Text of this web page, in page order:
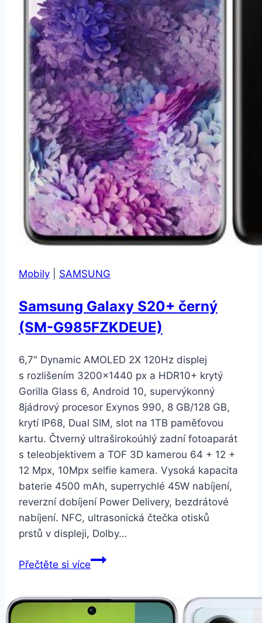
Mobily SAMSUNG
Samsung Galaxy S20+ černý
(SM-G985FZKDEUE)
6,7″ Dynamic AMOLED 2X 120Hz displej
s rozlišením 3200×1440 px a HDR10+ krytý
Gorilla Glass 6, Android 10, supervýkonný
8jádrový procesor Exynos 990, 8 GB/128 GB,
krytí IP68, Dual SIM, slot na 1TB paměťovou
kartu. Čtverný ultraširokoúhlý zadní fotoaparát
s teleobjektivem a TOF 3D kamerou 64 + 12 +
12 Mpx, 10Mpx selfie kamera. Vysoká kapacita
baterie 4500 mAh, superrychlé 45W nabíjení,
reverzní dobíjení Power Delivery, bezdrátové
nabíjení. NFC, ultrasonická čtečka otisků
prstů v displeji, Dolby…
Přečtěte si víceSamsung
černý